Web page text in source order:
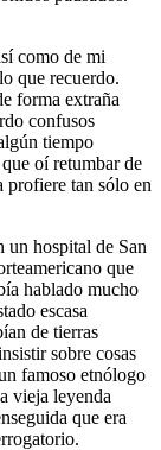
como de mi
que recuerdo.
forma extraña
confusos
tiempo
oí retumbar de
profiere tan sólo en
un hospital de San
que
hablado mucho
escasa
de tierras
sobre cosas
famoso etnólogo
vieja leyenda
que era